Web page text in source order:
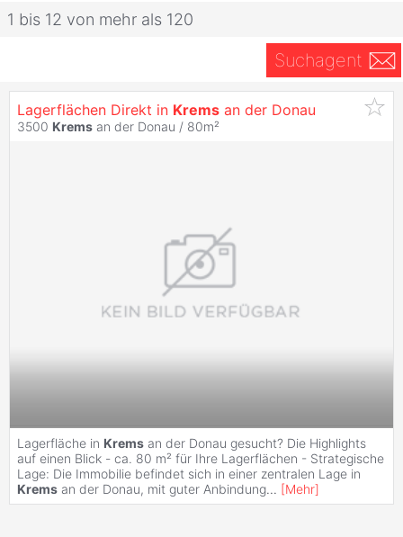
1 bis 12 von mehr als 120
Suchagent
Lagerflächen Direkt in Krems an der Donau
3500 Krems an der Donau / 80m²
Lagerfläche in Krems an der Donau gesucht? Die Highlights
auf einen Blick - ca. 80 m² für Ihre Lagerflächen - Strategische
Lage: Die Immobilie befindet sich in einer zentralen Lage in
Krems an der Donau, mit guter Anbindung... [Mehr]